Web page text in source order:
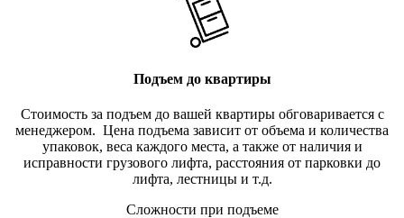
Подъем до квартиры
Стоимость за подъем до вашей квартиры обговаривается с
менеджером. Цена подъема зависит от объема и количества
упаковок, веса каждого места, а также от наличия и
исправности грузового лифта, расстояния от парковки до
лифта, лестницы и т.д.
Сложности при подъеме